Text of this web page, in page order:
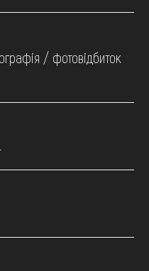
/ фотовідбиток